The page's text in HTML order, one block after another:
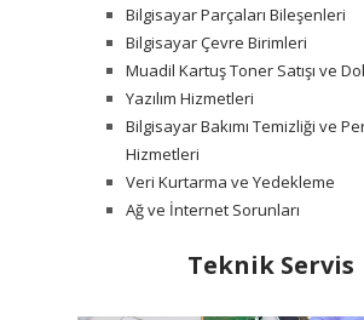
Bilgisayar Parçaları Bileşenleri
Bilgisayar Çevre Birimleri
Muadil Kartuş Toner Satışı ve
Yazılım Hizmetleri
Bilgisayar Bakımı Temizliği ve
Hizmetleri
Veri Kurtarma ve Yedekleme
Ağ ve İnternet Sorunları
Teknik Servis